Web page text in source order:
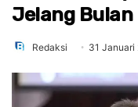
Jelang Bulan
Redaksi 31 Januari